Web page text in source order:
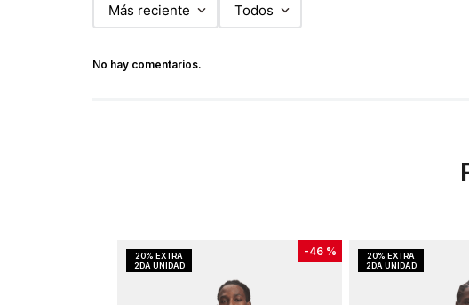
Más reciente Todos
No hay comentarios.
-46 %